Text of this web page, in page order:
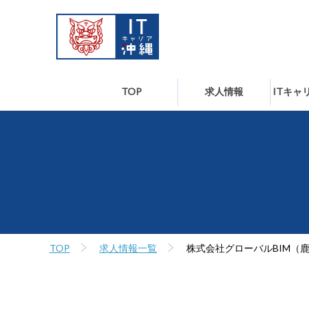
TOP 求人情報 ITキャ
TOP 求人情報一覧 株式会社グローバルBIM（